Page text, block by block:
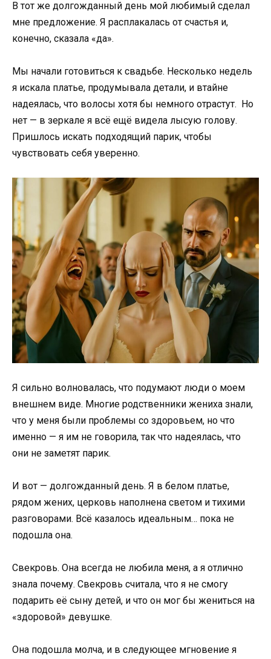
В тот же долгожданный день мой любимый сделал
мне предложение. Я расплакалась от счастья и,
конечно, сказала «да».
Мы начали готовиться к свадьбе. Несколько недель
я искала платье, продумывала детали, и втайне
надеялась, что волосы хотя бы немного отрастут. Но
нет — в зеркале я всё ещё видела лысую голову.
Пришлось искать подходящий парик, чтобы
чувствовать себя уверенно.
Я сильно волновалась, что подумают люди о моем
внешнем виде. Многие родственники жениха знали,
что у меня были проблемы со здоровьем, но что
именно — я им не говорила, так что надеялась, что
они не заметят парик.
И вот — долгожданный день. Я в белом платье,
рядом жених, церковь наполнена светом и тихими
разговорами. Всё казалось идеальным… пока не
подошла она.
Свекровь. Она всегда не любила меня, а я отлично
знала почему. Свекровь считала, что я не смогу
подарить её сыну детей, и что он мог бы жениться на
«здоровой» девушке.
Она подошла молча, и в следующее мгновение я